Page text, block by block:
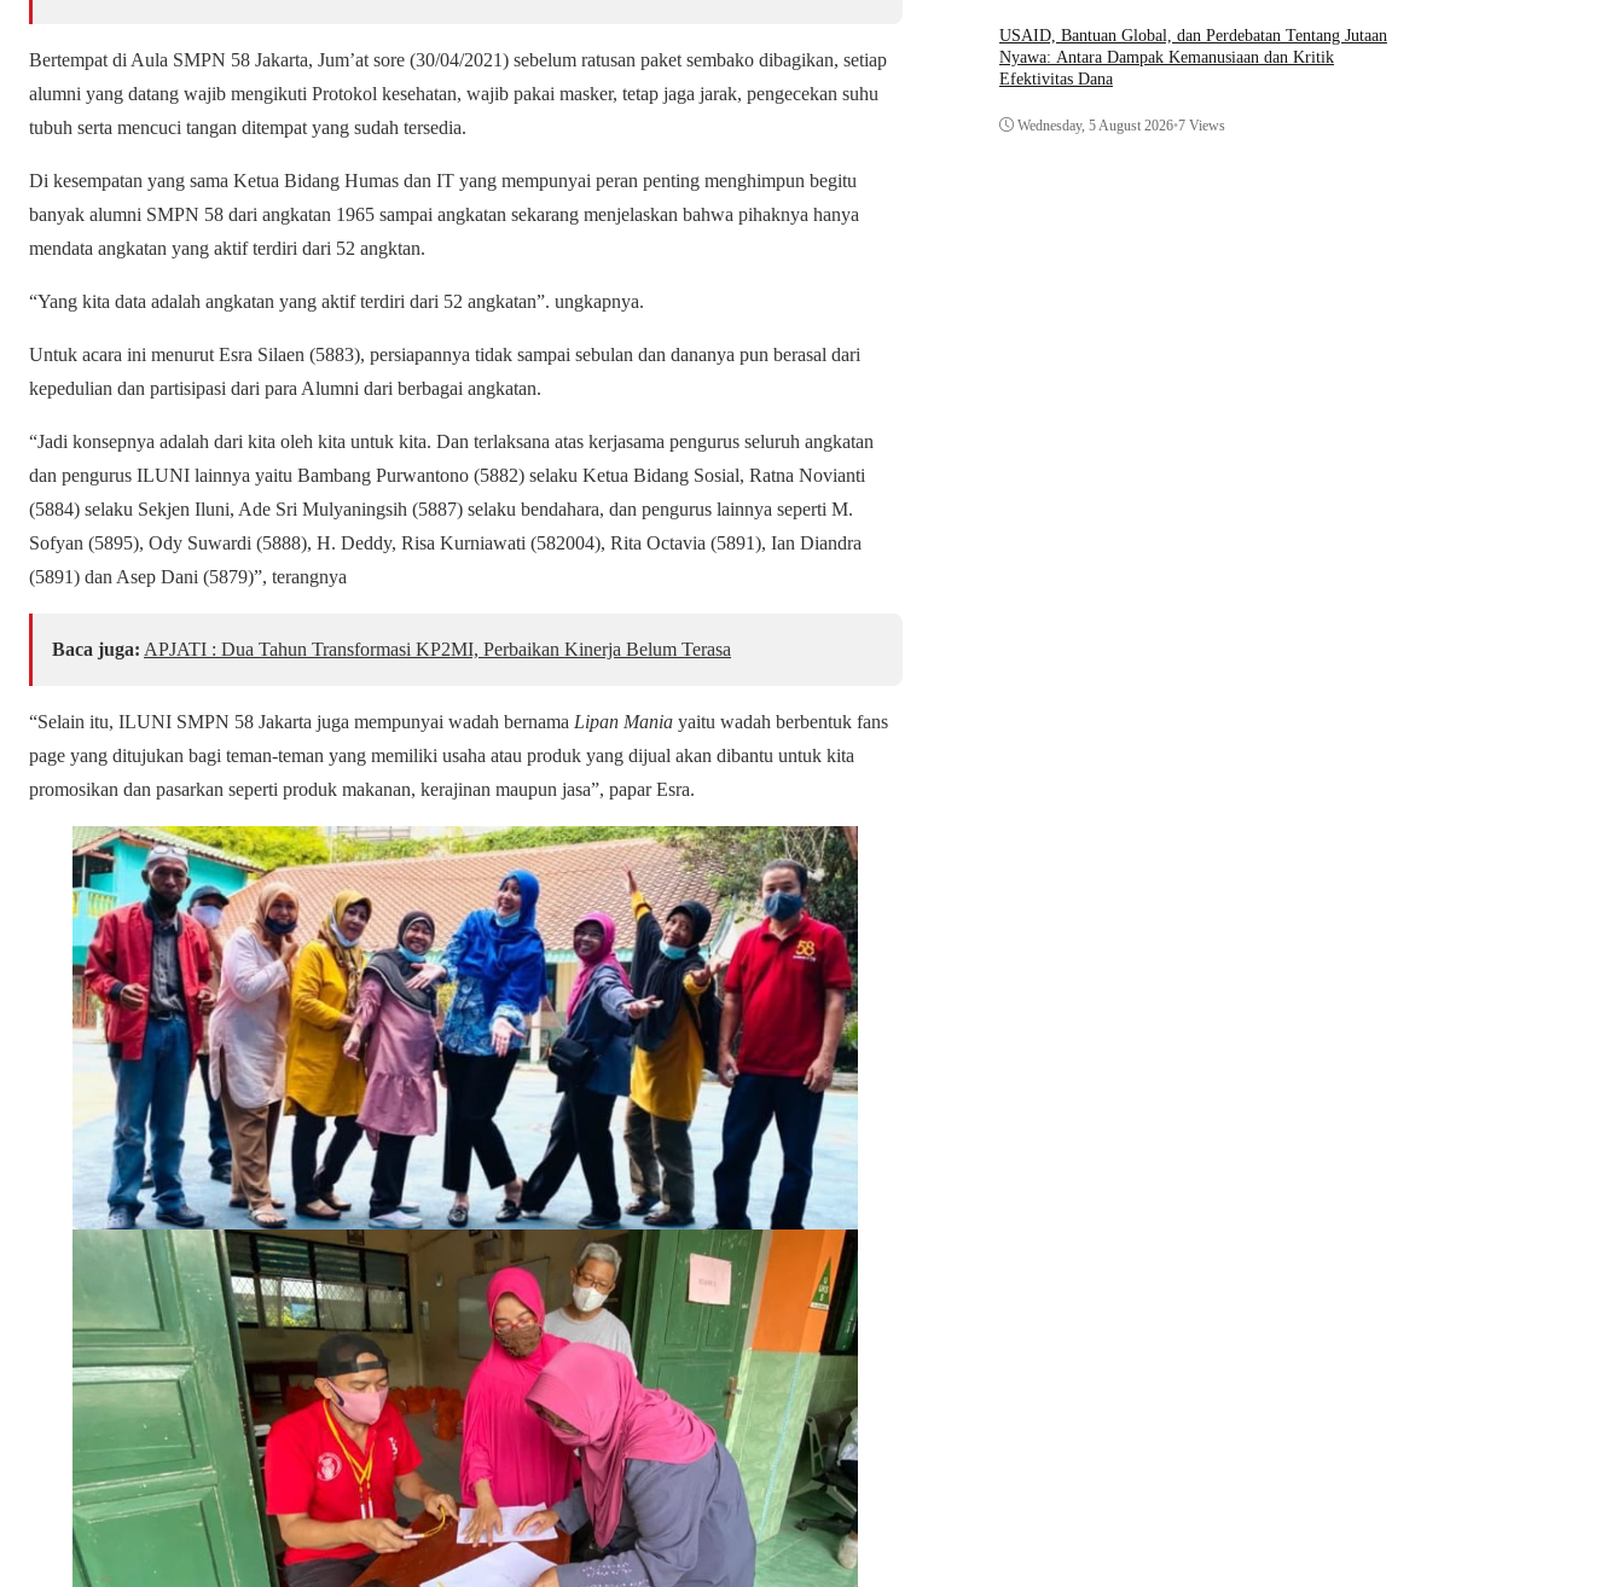
Bertempat di Aula SMPN 58 Jakarta, Jum’at sore (30/04/2021) sebelum ratusan paket sembako dibagikan, setiap
alumni yang datang wajib mengikuti Protokol kesehatan, wajib pakai masker, tetap jaga jarak, pengecekan suhu
tubuh serta mencuci tangan ditempat yang sudah tersedia.
Di kesempatan yang sama Ketua Bidang Humas dan IT yang mempunyai peran penting menghimpun begitu
banyak alumni SMPN 58 dari angkatan 1965 sampai angkatan sekarang menjelaskan bahwa pihaknya hanya
mendata angkatan yang aktif terdiri dari 52 angktan.
“Yang kita data adalah angkatan yang aktif terdiri dari 52 angkatan”. ungkapnya.
Untuk acara ini menurut Esra Silaen (5883), persiapannya tidak sampai sebulan dan dananya pun berasal dari
kepedulian dan partisipasi dari para Alumni dari berbagai angkatan.
“Jadi konsepnya adalah dari kita oleh kita untuk kita. Dan terlaksana atas kerjasama pengurus seluruh angkatan
dan pengurus ILUNI lainnya yaitu Bambang Purwantono (5882) selaku Ketua Bidang Sosial, Ratna Novianti
(5884) selaku Sekjen Iluni, Ade Sri Mulyaningsih (5887) selaku bendahara, dan pengurus lainnya seperti M.
Sofyan (5895), Ody Suwardi (5888), H. Deddy, Risa Kurniawati (582004), Rita Octavia (5891), Ian Diandra
(5891) dan Asep Dani (5879)”, terangnya
Baca juga: APJATI : Dua Tahun Transformasi KP2MI, Perbaikan Kinerja Belum Terasa
“Selain itu, ILUNI SMPN 58 Jakarta juga mempunyai wadah bernama Lipan Mania yaitu wadah berbentuk fans
page yang ditujukan bagi teman-teman yang memiliki usaha atau produk yang dijual akan dibantu untuk kita
promosikan dan pasarkan seperti produk makanan, kerajinan maupun jasa”, papar Esra.
USAID, Bantuan Global, dan Perdebatan Tentang Jutaan
Nyawa: Antara Dampak Kemanusiaan dan Kritik
Efektivitas Dana
Wednesday, 5 August 2026•7 Views